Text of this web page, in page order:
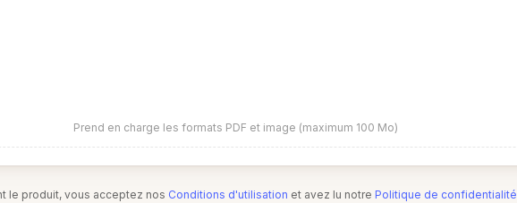
Prend en charge les formats PDF et image (maximum 100 Mo)
le produit, vous acceptez nos Conditions d'utilisation et avez lu notre Politique de confidentialité